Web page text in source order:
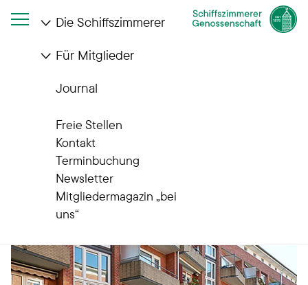
Die Schiffszimmerer
Für Mitglieder
Journal
Freie Stellen
Kontakt
Terminbuchung
Newsletter
Mitgliedermagazin „bei
uns“
Startseite
Die Schiffszimmerer Wohnanlagen
Venusberg